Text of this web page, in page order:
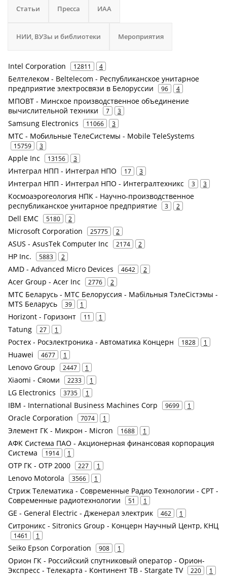
Статьи Пресса ИАА
НИИ, ВУЗы и библиотеки Мероприятия
Intel Corporation 12811 4
Белтелеком - Beltelecom - Республиканское унитарное
предприятие электросвязи в Белоруссии
96 4
МПОВТ - Минское производственное объединение
вычислительной техники
7 3
Samsung Electronics 11066 3
МТС - Мобильные ТелеСистемы - Mobile TeleSystems
15759 3
Apple Inc 13156 3
Интеграл НПП - Интеграл НПО 17 3
Интеграл НПП - Интеграл НПО - Интегралтехникс 3 3
Космоаэрогеология НПК - Научно-производственное
республиканское унитарное предприятие
3 2
Dell EMC 5180 2
Microsoft Corporation 25775 2
ASUS - AsusTek Computer Inc 2174 2
HP Inc. 5883 2
AMD - Advanced Micro Devices 4642 2
Acer Group - Acer Inc 2776 2
МТС Беларусь - МТС Белоруссия - Мабільныя ТэлеСістэмы -
MTS Беларусь
39 1
Horizont - Горизонт 11 1
Tatung 27 1
Ростех - Росэлектроника - Автоматика Концерн 1828 1
Huawei 4677 1
Lenovo Group 2447 1
Xiaomi - Сяоми 2233 1
LG Electronics 3735 1
IBM - International Business Machines Corp 9699 1
Oracle Corporation 7074 1
Элемент ГК - Микрон - Micron 1688 1
АФК Система ПАО - Акционерная финансовая корпорация
Система
1914 1
ОТР ГК - ОТР 2000 227 1
Lenovo Motorola 3566 1
Стриж Телематика - Современные Радио Технологии - СРТ -
Современные радиотехнологии
51 1
GE - General Electric - Дженерал электрик 462 1
Ситроникс - Sitronics Group - Концерн Научный Центр, КНЦ
1461 1
Seiko Epson Corporation 908 1
Орион ГК - Российский спутниковый оператор - Орион-
Экспресс - Телекарта - Континент ТВ - Stargate TV
220 1